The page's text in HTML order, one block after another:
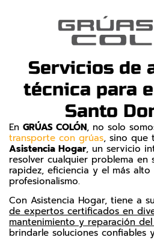
Servicios de
técnica para
Santo
En GRÚAS COLÓN, no solo
transporte con grúas, sino que
Asistencia Hogar, un servicio
resolver cualquier problema en
rapidez, eficiencia y el más alto
profesionalismo.
Con Asistencia Hogar, tiene a
de expertos certificados en
mantenimiento y reparación
brindarle soluciones confiables